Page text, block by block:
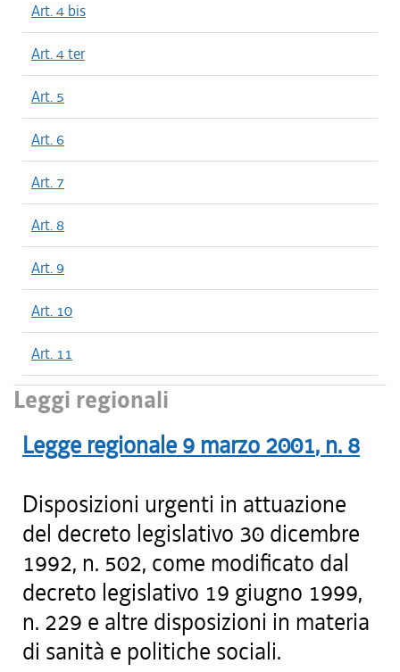
Art. 4 bis
Art. 4 ter
Art. 5
Art. 6
Art. 7
Art. 8
Art. 9
Art. 10
Art. 11
Leggi regionali
Legge regionale 9 marzo 2001, n. 8
Disposizioni urgenti in attuazione
del decreto legislativo 30 dicembre
1992, n. 502, come modificato dal
decreto legislativo 19 giugno 1999,
n. 229 e altre disposizioni in materia
di sanità e politiche sociali.